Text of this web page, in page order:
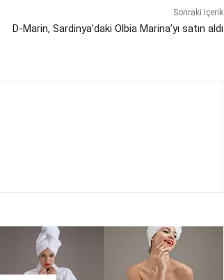
Sonraki İçerik
D-Marin, Sardinya’daki Olbia Marina’yı satın aldı